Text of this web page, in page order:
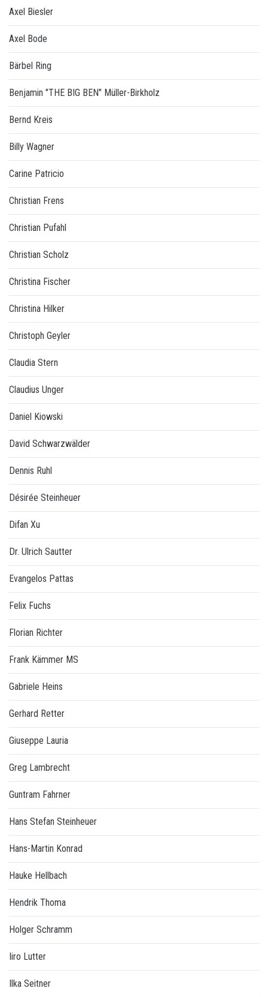
Axel Biesler
Axel Bode
Bärbel Ring
Benjamin "THE BIG BEN" Müller-Birkholz
Bernd Kreis
Billy Wagner
Carine Patricio
Christian Frens
Christian Pufahl
Christian Scholz
Christina Fischer
Christina Hilker
Christoph Geyler
Claudia Stern
Claudius Unger
Daniel Kiowski
David Schwarzwälder
Dennis Ruhl
Désirée Steinheuer
Difan Xu
Dr. Ulrich Sautter
Evangelos Pattas
Felix Fuchs
Florian Richter
Frank Kämmer MS
Gabriele Heins
Gerhard Retter
Giuseppe Lauria
Greg Lambrecht
Guntram Fahrner
Hans Stefan Steinheuer
Hans-Martin Konrad
Hauke Hellbach
Hendrik Thoma
Holger Schramm
Iiro Lutter
Ilka Seitner